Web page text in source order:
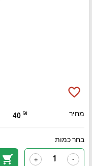
favorite_border
מחיר 40 ₪
בחר כמות
-
+
shopping_cart